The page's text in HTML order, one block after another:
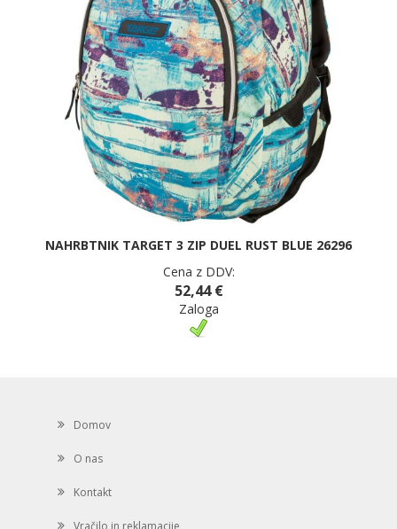
NAHRBTNIK TARGET 3 ZIP DUEL RUST BLUE 26296
Cena z DDV:
52,44 €
Zaloga
Domov
O nas
Kontakt